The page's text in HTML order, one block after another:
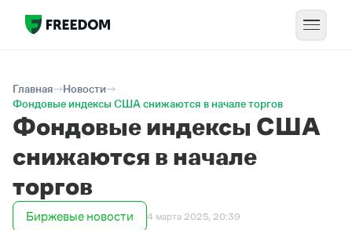
Главная
Новости
Фондовые индексы США снижаются в начале торгов
Фондовые индексы США
снижаются в начале
торгов
Биржевые новости 4 марта 2025, 20:39